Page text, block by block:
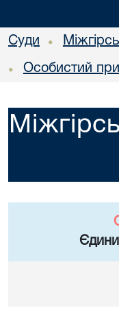
Суди •
• Особистий